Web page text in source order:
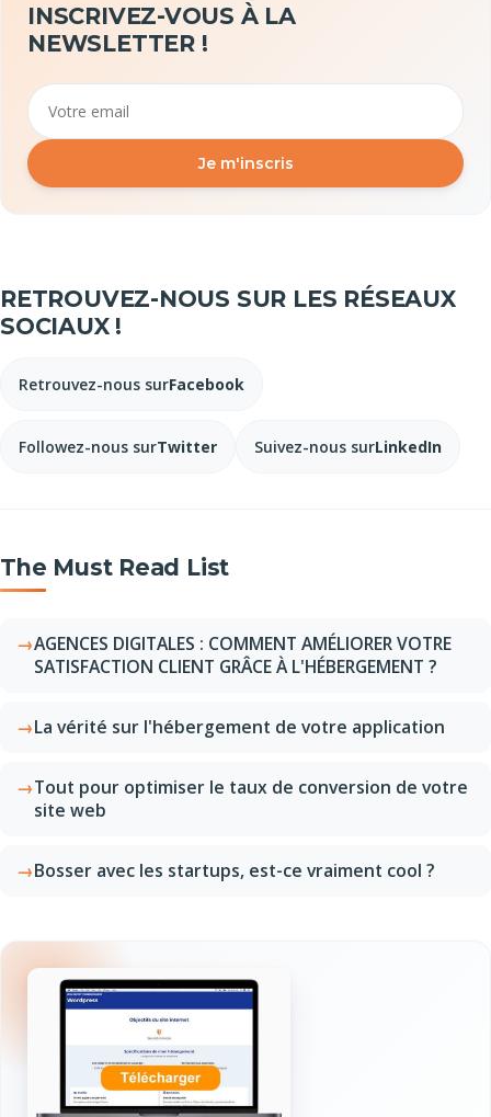
INSCRIVEZ-VOUS À LA
NEWSLETTER !
Email
Je m'inscris
RETROUVEZ-NOUS SUR LES RÉSEAUX
SOCIAUX !
Retrouvez-nous surFacebook
Followez-nous surTwitter Suivez-nous surLinkedIn
The Must Read List
AGENCES DIGITALES : COMMENT AMÉLIORER VOTRE
SATISFACTION CLIENT GRÂCE À L'HÉBERGEMENT ?
La vérité sur l'hébergement de votre application
Tout pour optimiser le taux de conversion de votre
site web
Bosser avec les startups, est-ce vraiment cool ?